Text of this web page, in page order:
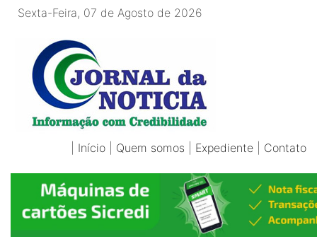
Sexta-Feira, 07 de Agosto de 2026
Início Quem somos Expediente Contato